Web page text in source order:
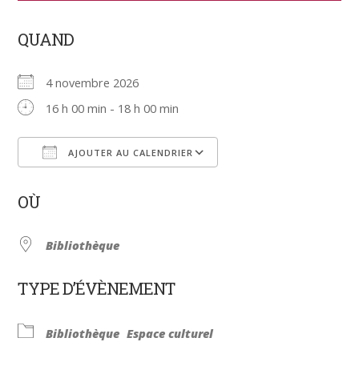
QUAND
4 novembre 2026
16 h 00 min - 18 h 00 min
AJOUTER AU CALENDRIER
OÙ
Bibliothèque
TYPE D’ÉVÈNEMENT
Bibliothèque Espace culturel